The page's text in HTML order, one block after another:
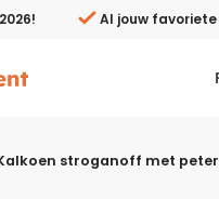
-Al jouw
stroganoff met